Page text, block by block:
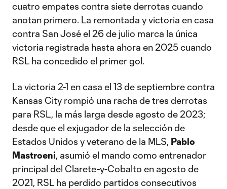
cuatro empates contra siete derrotas cuando
anotan primero. La remontada y victoria en casa
contra San José el 26 de julio marca la única
victoria registrada hasta ahora en 2025 cuando
RSL ha concedido el primer gol.
La victoria 2-1 en casa el 13 de septiembre contra
Kansas City rompió una racha de tres derrotas
para RSL, la más larga desde agosto de 2023;
desde que el exjugador de la selección de
Estados Unidos y veterano de la MLS, Pablo
Mastroeni, asumió el mando como entrenador
principal del Clarete-y-Cobalto en agosto de
2021, RSL ha perdido partidos consecutivos